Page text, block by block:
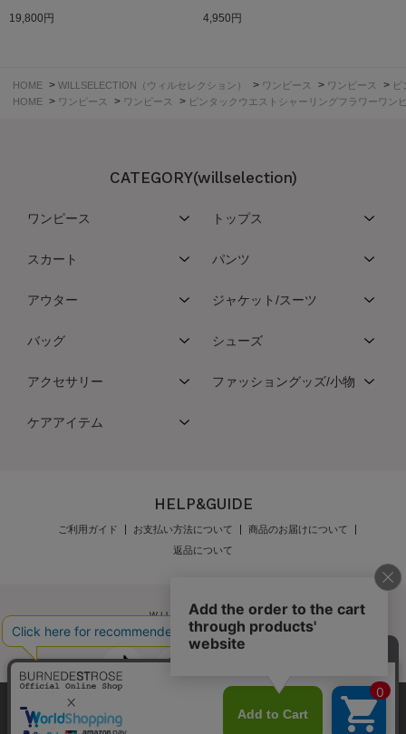
19,800円 4,950円
HOME > WILLSELECTION（ウィルセレクション） > ワンピース > ワンピース > ピ
HOME > ワンピース > ワンピース > ピンタックウエストシャーリングフラワーワン
CATEGORY(willselection)
ワンピース トップス
スカート パンツ
アウター ジャケット/スーツ
バッグ シューズ
アクセサリー ファッショングッズ/小物
ケアアイテム
HELP&GUIDE
ご利用ガイド お支払い方法について
商品のお届けについて
返品について
メンバーズ規約
メンバーズポイントプログラム規約
特定商取引法に基づく表示
弊社はCookieを利用し、Webの利便性向上に努め
ております。「承諾する」をクリックしていただ